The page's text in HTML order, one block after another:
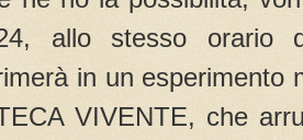
allo stesso orario
in un esperimento
VIVENTE, che